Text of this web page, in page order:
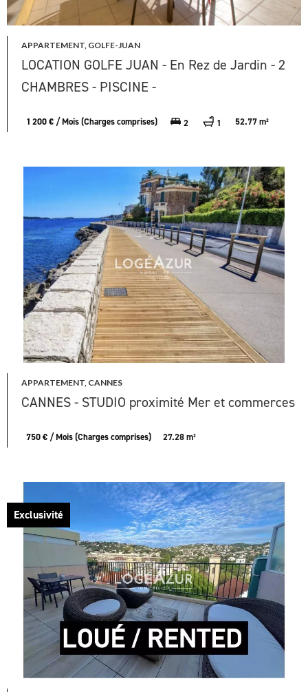
APPARTEMENT, GOLFE-JUAN
LOCATION GOLFE JUAN - En Rez de Jardin - 2
CHAMBRES - PISCINE -
1 200 € / Mois (Charges comprises) 2 1 52.77 m²
APPARTEMENT, CANNES
CANNES - STUDIO proximité Mer et commerces
750 € / Mois (Charges comprises) 27.28 m²
Exclusivité